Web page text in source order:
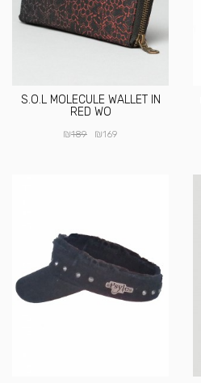
S.O.L MOLECULE WALLET IN
RED WO
₪169
₪189